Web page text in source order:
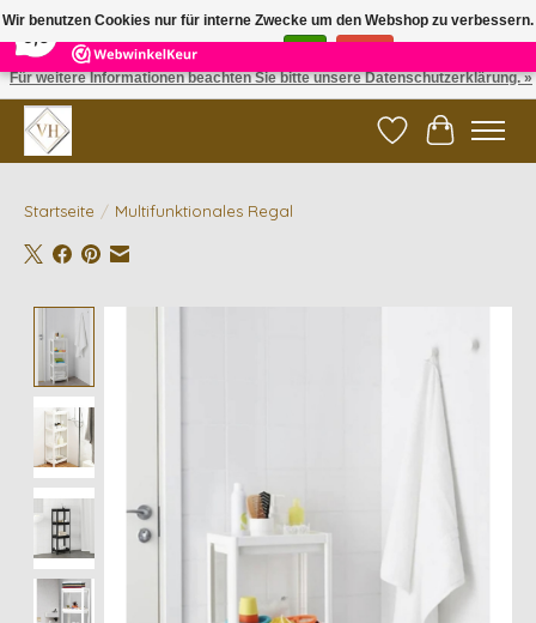
5 Reviews ×
✓ Gratis verzending vanaf €200 | ✓ 14 dagen retourneren
Wunschzettel
Ihr
Startseite / Multifunktionales Regal
Wir benutzen Cookies nur für interne Zwecke um den Webshop zu verbessern.
Ist das in Ordnung?
Für weitere Informationen beachten Sie bitte unsere Datenschutzerklärung. »